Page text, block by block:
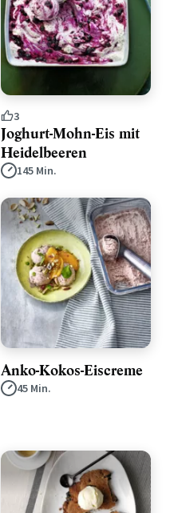
3
Joghurt-Mohn-Eis mit
Heidelbeeren
145 Min.
Anko-Kokos-Eiscreme
45 Min.